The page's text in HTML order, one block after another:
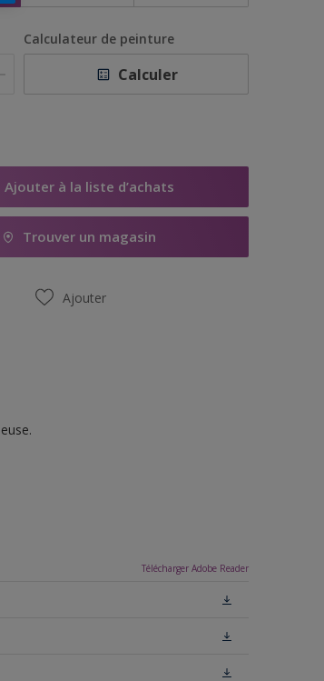
Calculateur de peinture
Calculer
Ajouter à la liste d’achats
Trouver un magasin
Ajouter
Télécharger Adobe Reader